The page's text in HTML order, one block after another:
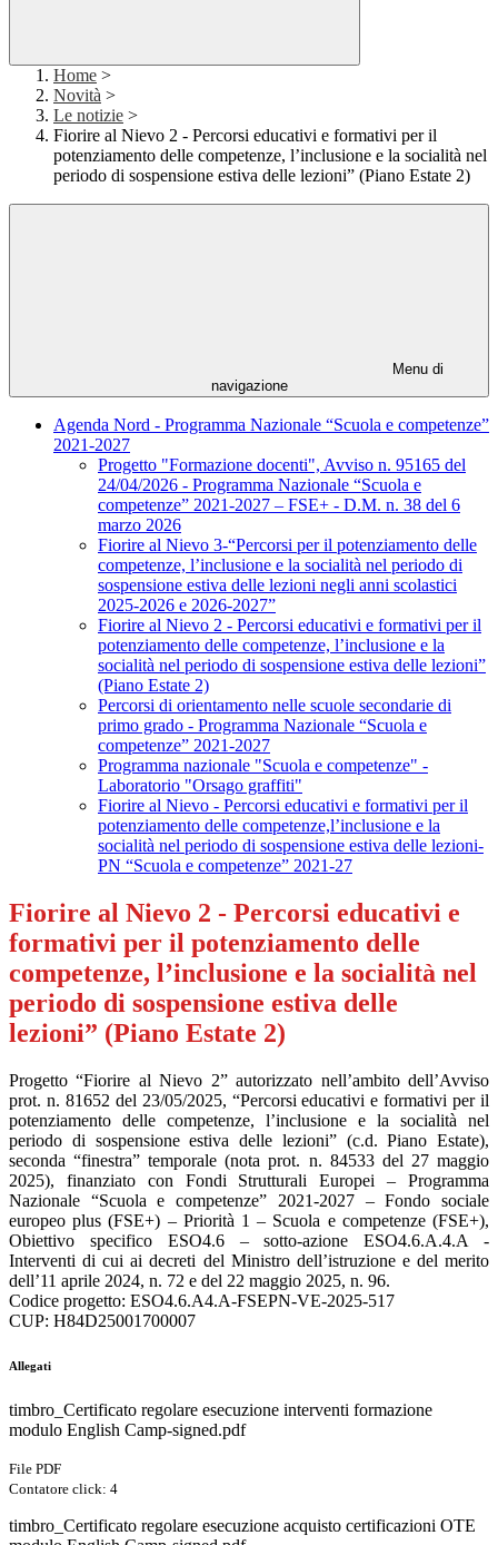
Home >
Novità >
Le notizie >
Fiorire al Nievo 2 - Percorsi educativi e formativi per il
potenziamento delle competenze, l’inclusione e la socialità nel
periodo di sospensione estiva delle lezioni” (Piano Estate 2)
Menu di
navigazione
Agenda Nord - Programma Nazionale “Scuola e competenze”
2021-2027
Progetto "Formazione docenti", Avviso n. 95165 del
24/04/2026 - Programma Nazionale “Scuola e
competenze” 2021-2027 – FSE+ - D.M. n. 38 del 6
marzo 2026
Fiorire al Nievo 3-“Percorsi per il potenziamento delle
competenze, l’inclusione e la socialità nel periodo di
sospensione estiva delle lezioni negli anni scolastici
2025-2026 e 2026-2027”
Fiorire al Nievo 2 - Percorsi educativi e formativi per il
potenziamento delle competenze, l’inclusione e la
socialità nel periodo di sospensione estiva delle lezioni”
(Piano Estate 2)
Percorsi di orientamento nelle scuole secondarie di
primo grado - Programma Nazionale “Scuola e
competenze” 2021-2027
Programma nazionale "Scuola e competenze" -
Laboratorio "Orsago graffiti"
Fiorire al Nievo - Percorsi educativi e formativi per il
potenziamento delle competenze,l’inclusione e la
socialità nel periodo di sospensione estiva delle lezioni-
PN “Scuola e competenze” 2021-27
Fiorire al Nievo 2 - Percorsi educativi e
formativi per il potenziamento delle
competenze, l’inclusione e la socialità nel
periodo di sospensione estiva delle
lezioni” (Piano Estate 2)
Progetto “Fiorire al Nievo 2” autorizzato nell’ambito dell’Avviso
prot. n. 81652 del 23/05/2025, “Percorsi educativi e formativi per il
potenziamento delle competenze, l’inclusione e la socialità nel
periodo di sospensione estiva delle lezioni” (c.d. Piano Estate),
seconda “finestra” temporale (nota prot. n. 84533 del 27 maggio
2025), finanziato con Fondi Strutturali Europei – Programma
Nazionale “Scuola e competenze” 2021-2027 – Fondo sociale
europeo plus (FSE+) – Priorità 1 – Scuola e competenze (FSE+),
Obiettivo specifico ESO4.6 – sotto-azione ESO4.6.A.4.A -
Interventi di cui ai decreti del Ministro dell’istruzione e del merito
dell’11 aprile 2024, n. 72 e del 22 maggio 2025, n. 96.
Codice progetto: ESO4.6.A4.A-FSEPN-VE-2025-517
CUP: H84D25001700007
Allegati
timbro_Certificato regolare esecuzione interventi formazione
modulo English Camp-signed.pdf
File PDF
Contatore click: 4
timbro_Certificato regolare esecuzione acquisto certificazioni OTE